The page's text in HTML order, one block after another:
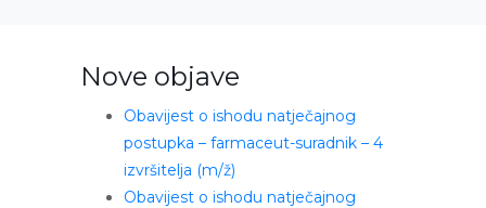
Nove objave
Obavijest o ishodu natječajnog
postupka – farmaceut-suradnik – 4
izvršitelja (m/ž)
Obavijest o ishodu natječajnog